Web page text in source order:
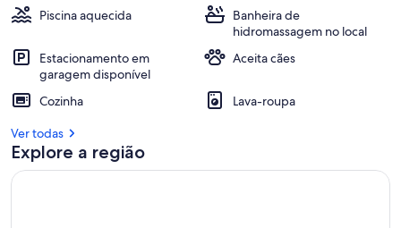
Piscina aquecida
Banheira de
hidromassagem no local
Estacionamento em
garagem disponível
Aceita cães
Cozinha
Lava-roupa
Ver todas
Explore a região